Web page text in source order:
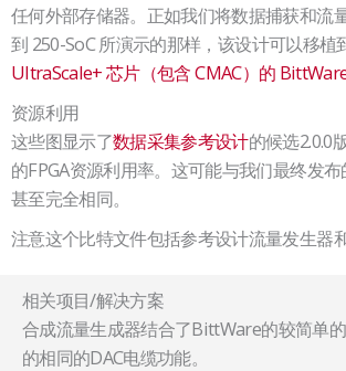
任何外部存储器。正如我们将数据捕获和流
到 250-SoC 所演示的那样，该设计可以移植
UltraScale+ 芯片（包含 CMAC）的
资源利用
这些图显示了数据采集参考设计的候选2.0.0
的FPGA资源利用率。这可能与我们最终发布
甚至完全相同。
注意这个比特文件包括参考设计流量发生器
相关项目/解决方案
合成流量生成器结合了BittWare的较简单的
的相同的DAC电缆功能。